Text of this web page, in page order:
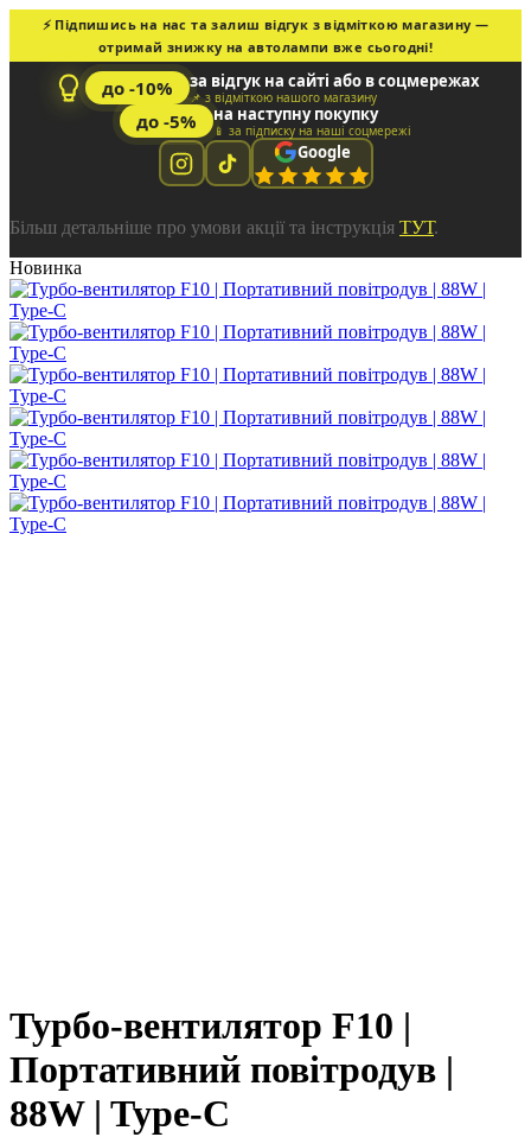
⚡ Підпишись на нас та залиш відгук з відміткою магазину —
отримай знижку на автолампи вже сьогодні!
до -10% за відгук на сайті або в соцмережах
📌 з відміткою нашого магазину
до -5% на наступну покупку
📱 за підписку на наші соцмережі
Google
Більш детальніше про умови акції та інструкція ТУТ.
Новинка
Турбо-вентилятор F10 |
Портативний повітродув |
88W | Type-C